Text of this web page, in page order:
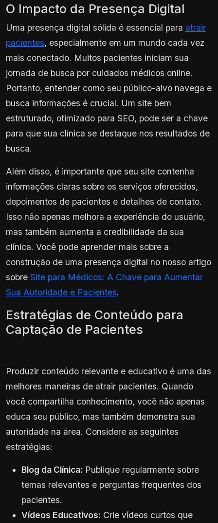
O Impacto da Presença Digital
Uma presença digital sólida é essencial para atrair
pacientes, especialmente em um mundo cada vez
mais conectado. Muitos pacientes iniciam sua
jornada de busca por cuidados médicos online.
Portanto, entender como seu público-alvo navega e
busca informações é crucial. Um site bem
estruturado, otimizado para SEO, pode ser a chave
para que sua clínica se destaque nos resultados de
busca.
Além disso, é importante que seu site contenha
informações claras sobre os serviços oferecidos,
depoimentos de pacientes e detalhes de contato.
Isso não apenas melhora a experiência do usuário,
mas também aumenta a credibilidade da sua
clínica. Você pode aprender mais sobre a
construção de uma presença digital no nosso artigo
sobre Site para Médicos: A Chave para Aumentar
Sua Autoridade e Pacientes.
Estratégias de Conteúdo para
Captação de Pacientes
Produzir conteúdo relevante e educativo é uma das
melhores maneiras de atrair pacientes. Quando
você compartilha conhecimento, você não apenas
educa seu público, mas também demonstra sua
autoridade na área. Considere as seguintes
estratégias:
Blog da Clínica: Publique regularmente sobre
temas relevantes e perguntas frequentes dos
pacientes.
Vídeos Educativos: Crie vídeos curtos que